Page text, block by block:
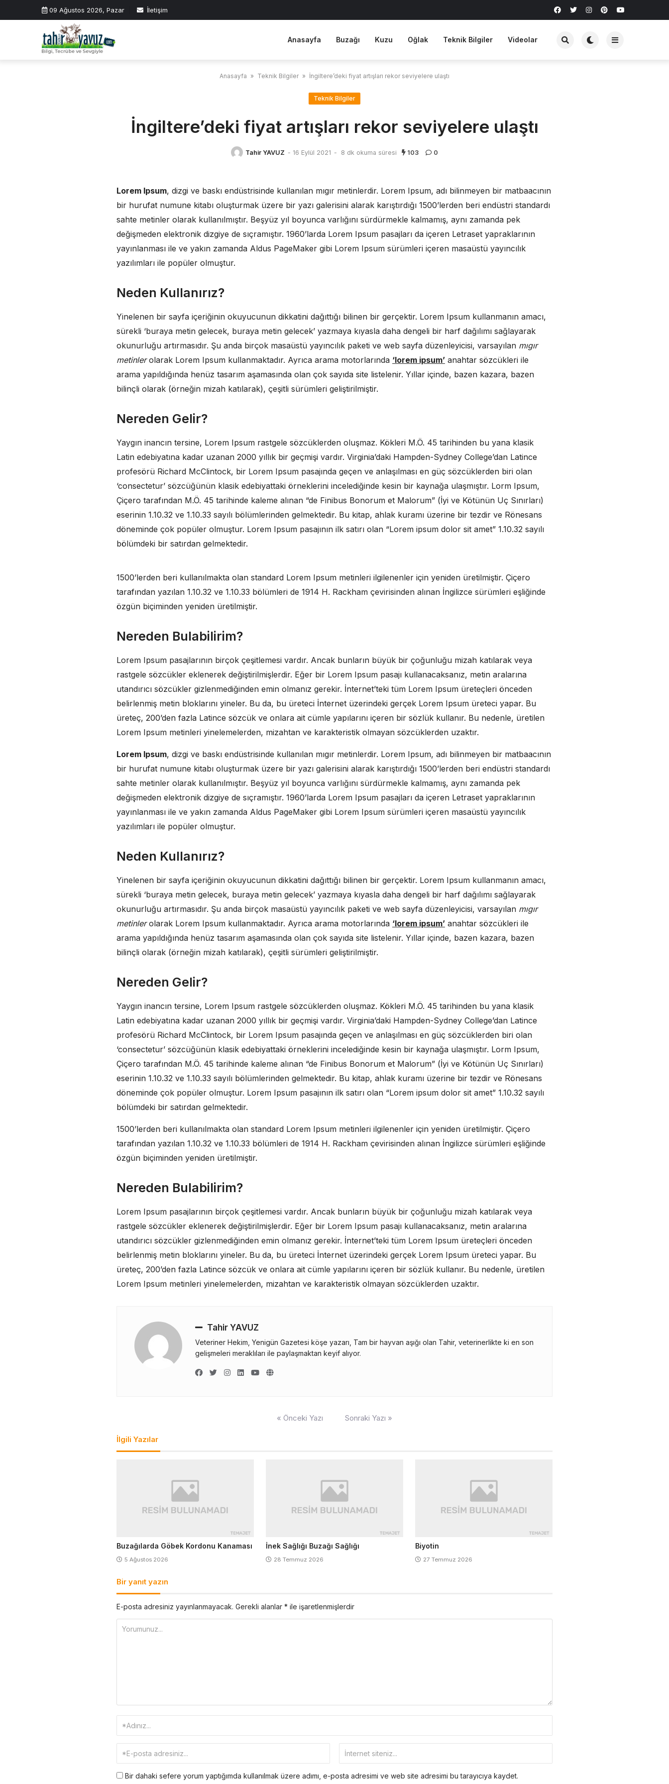
09 Ağustos 2026, Pazar İletişim
Anasayfa Buzağı Kuzu Oğlak Teknik Bilgiler Videolar
Anasayfa » Teknik Bilgiler » İngiltere’deki fiyat artışları rekor seviyelere ulaştı
Teknik Bilgiler
İngiltere’deki fiyat artışları rekor seviyelere ulaştı
Tahir YAVUZ - 16 Eylül 2021 - 8 dk okuma süresi 103 0
Lorem Ipsum, dizgi ve baskı endüstrisinde kullanılan mıgır metinlerdir. Lorem Ipsum, adı bilinmeyen bir matbaacının
bir hurufat numune kitabı oluşturmak üzere bir yazı galerisini alarak karıştırdığı 1500’lerden beri endüstri standardı
sahte metinler olarak kullanılmıştır. Beşyüz yıl boyunca varlığını sürdürmekle kalmamış, aynı zamanda pek
değişmeden elektronik dizgiye de sıçramıştır. 1960’larda Lorem Ipsum pasajları da içeren Letraset yapraklarının
yayınlanması ile ve yakın zamanda Aldus PageMaker gibi Lorem Ipsum sürümleri içeren masaüstü yayıncılık
yazılımları ile popüler olmuştur.
Neden Kullanırız?
Yinelenen bir sayfa içeriğinin okuyucunun dikkatini dağıttığı bilinen bir gerçektir. Lorem Ipsum kullanmanın amacı,
sürekli ‘buraya metin gelecek, buraya metin gelecek’ yazmaya kıyasla daha dengeli bir harf dağılımı sağlayarak
okunurluğu artırmasıdır. Şu anda birçok masaüstü yayıncılık paketi ve web sayfa düzenleyicisi, varsayılan mıgır
metinlerolarak Lorem Ipsum kullanmaktadır. Ayrıca arama motorlarında ‘lorem ipsum’ anahtar sözcükleri ile
arama yapıldığında henüz tasarım aşamasında olan çok sayıda site listelenir. Yıllar içinde, bazen kazara, bazen
bilinçli olarak (örneğin mizah katılarak), çeşitli sürümleri geliştirilmiştir.
Nereden Gelir?
Yaygın inancın tersine, Lorem Ipsum rastgele sözcüklerden oluşmaz. Kökleri M.Ö. 45 tarihinden bu yana klasik
Latin edebiyatına kadar uzanan 2000 yıllık bir geçmişi vardır. Virginia’daki Hampden-Sydney College’dan Latince
profesörü Richard McClintock, bir Lorem Ipsum pasajında geçen ve anlaşılması en güç sözcüklerden biri olan
‘consectetur’ sözcüğünün klasik edebiyattaki örneklerini incelediğinde kesin bir kaynağa ulaşmıştır. Lorm Ipsum,
Çiçero tarafından M.Ö. 45 tarihinde kaleme alınan “de Finibus Bonorum et Malorum” (İyi ve Kötünün Uç Sınırları)
eserinin 1.10.32 ve 1.10.33 sayılı bölümlerinden gelmektedir. Bu kitap, ahlak kuramı üzerine bir tezdir ve Rönesans
döneminde çok popüler olmuştur. Lorem Ipsum pasajının ilk satırı olan “Lorem ipsum dolor sit amet” 1.10.32 sayılı
bölümdeki bir satırdan gelmektedir.
1500’lerden beri kullanılmakta olan standard Lorem Ipsum metinleri ilgilenenler için yeniden üretilmiştir. Çiçero
tarafından yazılan 1.10.32 ve 1.10.33 bölümleri de 1914 H. Rackham çevirisinden alınan İngilizce sürümleri eşliğinde
özgün biçiminden yeniden üretilmiştir.
Nereden Bulabilirim?
Lorem Ipsum pasajlarının birçok çeşitlemesi vardır. Ancak bunların büyük bir çoğunluğu mizah katılarak veya
rastgele sözcükler eklenerek değiştirilmişlerdir. Eğer bir Lorem Ipsum pasajı kullanacaksanız, metin aralarına
utandırıcı sözcükler gizlenmediğinden emin olmanız gerekir. İnternet’teki tüm Lorem Ipsum üreteçleri önceden
belirlenmiş metin bloklarını yineler. Bu da, bu üreteci İnternet üzerindeki gerçek Lorem Ipsum üreteci yapar. Bu
üreteç, 200’den fazla Latince sözcük ve onlara ait cümle yapılarını içeren bir sözlük kullanır. Bu nedenle, üretilen
Lorem Ipsum metinleri yinelemelerden, mizahtan ve karakteristik olmayan sözcüklerden uzaktır.
Lorem Ipsum, dizgi ve baskı endüstrisinde kullanılan mıgır metinlerdir. Lorem Ipsum, adı bilinmeyen bir matbaacının
bir hurufat numune kitabı oluşturmak üzere bir yazı galerisini alarak karıştırdığı 1500’lerden beri endüstri standardı
sahte metinler olarak kullanılmıştır. Beşyüz yıl boyunca varlığını sürdürmekle kalmamış, aynı zamanda pek
değişmeden elektronik dizgiye de sıçramıştır. 1960’larda Lorem Ipsum pasajları da içeren Letraset yapraklarının
yayınlanması ile ve yakın zamanda Aldus PageMaker gibi Lorem Ipsum sürümleri içeren masaüstü yayıncılık
yazılımları ile popüler olmuştur.
Neden Kullanırız?
Yinelenen bir sayfa içeriğinin okuyucunun dikkatini dağıttığı bilinen bir gerçektir. Lorem Ipsum kullanmanın amacı,
sürekli ‘buraya metin gelecek, buraya metin gelecek’ yazmaya kıyasla daha dengeli bir harf dağılımı sağlayarak
okunurluğu artırmasıdır. Şu anda birçok masaüstü yayıncılık paketi ve web sayfa düzenleyicisi, varsayılan mıgır
metinlerolarak Lorem Ipsum kullanmaktadır. Ayrıca arama motorlarında ‘lorem ipsum’ anahtar sözcükleri ile
arama yapıldığında henüz tasarım aşamasında olan çok sayıda site listelenir. Yıllar içinde, bazen kazara, bazen
bilinçli olarak (örneğin mizah katılarak), çeşitli sürümleri geliştirilmiştir.
Nereden Gelir?
Yaygın inancın tersine, Lorem Ipsum rastgele sözcüklerden oluşmaz. Kökleri M.Ö. 45 tarihinden bu yana klasik
Latin edebiyatına kadar uzanan 2000 yıllık bir geçmişi vardır. Virginia’daki Hampden-Sydney College’dan Latince
profesörü Richard McClintock, bir Lorem Ipsum pasajında geçen ve anlaşılması en güç sözcüklerden biri olan
‘consectetur’ sözcüğünün klasik edebiyattaki örneklerini incelediğinde kesin bir kaynağa ulaşmıştır. Lorm Ipsum,
Çiçero tarafından M.Ö. 45 tarihinde kaleme alınan “de Finibus Bonorum et Malorum” (İyi ve Kötünün Uç Sınırları)
eserinin 1.10.32 ve 1.10.33 sayılı bölümlerinden gelmektedir. Bu kitap, ahlak kuramı üzerine bir tezdir ve Rönesans
döneminde çok popüler olmuştur. Lorem Ipsum pasajının ilk satırı olan “Lorem ipsum dolor sit amet” 1.10.32 sayılı
bölümdeki bir satırdan gelmektedir.
1500’lerden beri kullanılmakta olan standard Lorem Ipsum metinleri ilgilenenler için yeniden üretilmiştir. Çiçero
tarafından yazılan 1.10.32 ve 1.10.33 bölümleri de 1914 H. Rackham çevirisinden alınan İngilizce sürümleri eşliğinde
özgün biçiminden yeniden üretilmiştir.
Nereden Bulabilirim?
Lorem Ipsum pasajlarının birçok çeşitlemesi vardır. Ancak bunların büyük bir çoğunluğu mizah katılarak veya
rastgele sözcükler eklenerek değiştirilmişlerdir. Eğer bir Lorem Ipsum pasajı kullanacaksanız, metin aralarına
utandırıcı sözcükler gizlenmediğinden emin olmanız gerekir. İnternet’teki tüm Lorem Ipsum üreteçleri önceden
belirlenmiş metin bloklarını yineler. Bu da, bu üreteci İnternet üzerindeki gerçek Lorem Ipsum üreteci yapar. Bu
üreteç, 200’den fazla Latince sözcük ve onlara ait cümle yapılarını içeren bir sözlük kullanır. Bu nedenle, üretilen
Lorem Ipsum metinleri yinelemelerden, mizahtan ve karakteristik olmayan sözcüklerden uzaktır.
Tahir YAVUZ
Veteriner Hekim, Yenigün Gazetesi köşe yazarı, Tam bir hayvan aşığı olan Tahir, veterinerlikte ki en son
gelişmeleri meraklıları ile paylaşmaktan keyif alıyor.
« Önceki Yazı Sonraki Yazı »
İlgili Yazılar
Buzağılarda Göbek Kordonu Kanaması
5 Ağustos 2026
İnek Sağlığı Buzağı Sağlığı
28 Temmuz 2026
Biyotin
27 Temmuz 2026
Bir yanıt yazın
E-posta adresiniz yayınlanmayacak. Gerekli alanlar * ile işaretlenmişlerdir
Bir dahaki sefere yorum yaptığımda kullanılmak üzere adımı, e-posta adresimi ve web site adresimi bu tarayıcıya kaydet.